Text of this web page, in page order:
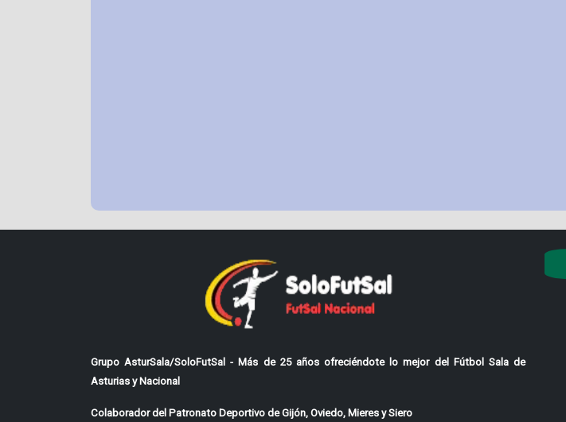
Grupo AsturSala/SoloFutSal - Más de 25 años ofreciéndote lo mejor del Fútbol Sala de
Asturias y Nacional
Colaborador del Patronato Deportivo de Gijón, Oviedo, Mieres y Siero